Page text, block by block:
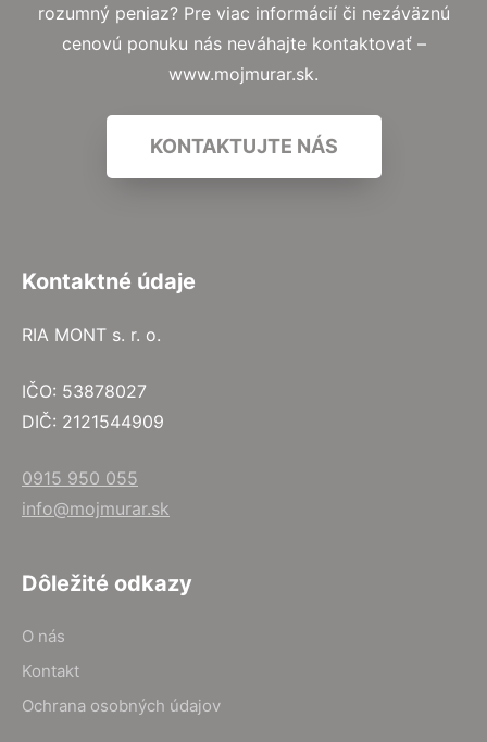
rozumný peniaz? Pre viac informácií či nezáväznú
cenovú ponuku nás neváhajte kontaktovať –
www.mojmurar.sk.
KONTAKTUJTE NÁS
Kontaktné údaje
RIA MONT s. r. o.
IČO: 53878027
DIČ: 2121544909
0915 950 055
info@mojmurar.sk
Dôležité odkazy
O nás
Kontakt
Ochrana osobných údajov